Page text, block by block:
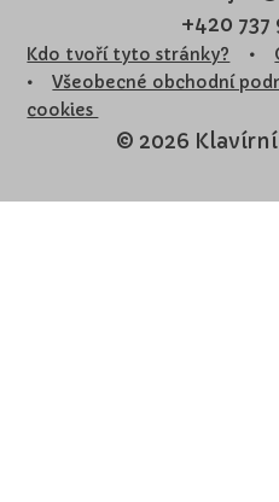
+420 737
Kdo tvoří tyto stránky? •
•
Všeobecné obchodní
cookies
© 2026